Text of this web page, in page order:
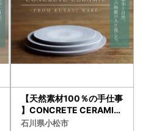
【天然素材100％の手仕事
】CONCRETE CERAMIC
Plate M 皿 九谷焼
石川県小松市